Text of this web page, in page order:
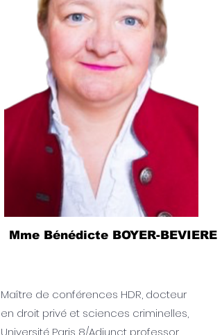
Mme Bénédicte BOYER-BEVIERE
Maître de conférences HDR, docteur
en droit privé et sciences criminelles,
Université Paris 8/Adjunct professor,